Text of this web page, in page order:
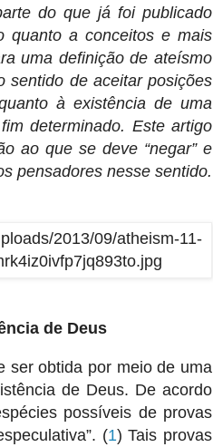
do que já foi publicado
quanto a conceitos e mais
uma definição de ateísmo
sentido de aceitar posições
à existência de uma
determinado. Este artigo
ao que se deve “negar” e
pensadores nesse sentido.
de Deus
ser obtida por meio de uma
de Deus. De acordo
possíveis de provas
(1) Tais provas